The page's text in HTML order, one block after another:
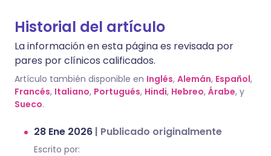
Historial del artículo
La información en esta página es revisada por
pares por clínicos calificados.
Artículo también disponible en Inglés, Alemán, Español,
Francés, Italiano, Portugués, Hindi, Hebreo, Árabe, y
Sueco.
28 Ene 2026 | Publicado originalmente
Escrito por: